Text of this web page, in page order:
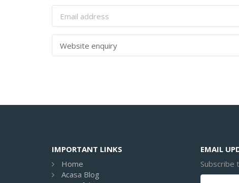
IMPORTANT LINKS
Home
Acasa Blog
EMAIL
Subscribe